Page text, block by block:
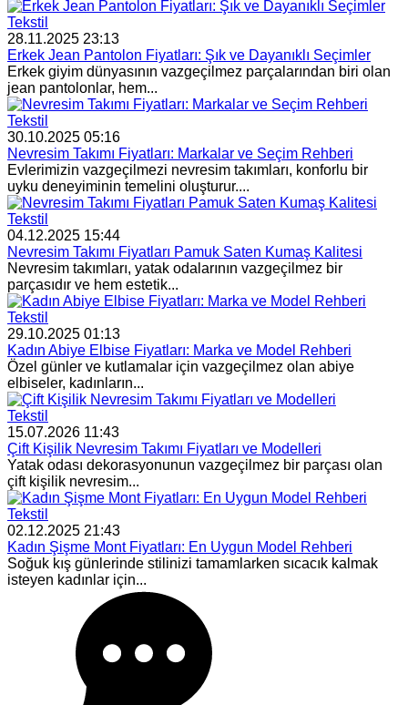
Tekstil
28.11.2025 23:13
Erkek Jean Pantolon Fiyatları: Şık ve Dayanıklı Seçimler
Erkek giyim dünyasının vazgeçilmez parçalarından biri olan
jean pantolonlar, hem...
Tekstil
30.10.2025 05:16
Nevresim Takımı Fiyatları: Markalar ve Seçim Rehberi
Evlerimizin vazgeçilmezi nevresim takımları, konforlu bir
uyku deneyiminin temelini oluşturur....
Tekstil
04.12.2025 15:44
Nevresim Takımı Fiyatları Pamuk Saten Kumaş Kalitesi
Nevresim takımları, yatak odalarının vazgeçilmez bir
parçasıdır ve hem estetik...
Tekstil
29.10.2025 01:13
Kadın Abiye Elbise Fiyatları: Marka ve Model Rehberi
Özel günler ve kutlamalar için vazgeçilmez olan abiye
elbiseler, kadınların...
Tekstil
15.07.2026 11:43
Çift Kişilik Nevresim Takımı Fiyatları ve Modelleri
Yatak odası dekorasyonunun vazgeçilmez bir parçası olan
çift kişilik nevresim...
Tekstil
02.12.2025 21:43
Kadın Şişme Mont Fiyatları: En Uygun Model Rehberi
Soğuk kış günlerinde stilinizi tamamlarken sıcacık kalmak
isteyen kadınlar için...